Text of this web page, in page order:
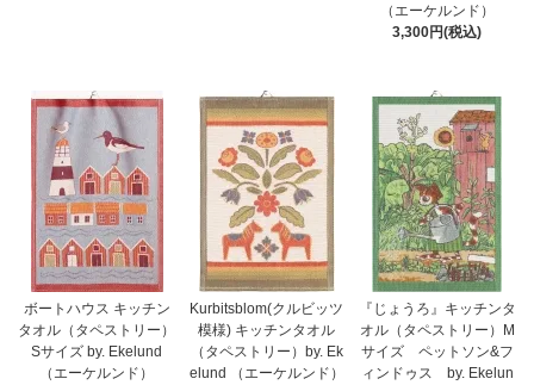
（エーケルンド）
3,300円(税込)
ボートハウス キッチン
タオル（タペストリー）
Sサイズ by. Ekelund
（エーケルンド）
Kurbitsblom(クルビッツ
模様) キッチンタオル
（タペストリー）by. Ek
elund （エーケルンド）
『じょうろ』キッチンタ
オル（タペストリー）M
サイズ ペットソン&フ
ィンドゥス by. Ekelun